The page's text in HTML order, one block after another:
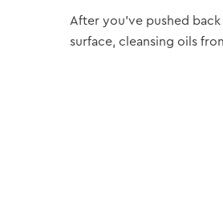
After you’ve pushed
surface, cleansing oils